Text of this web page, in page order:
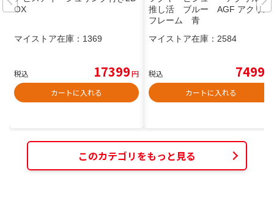
OX
マイストア在庫： 1369
税込 17399円
カートに入れる
推し活 ブルー AGF アクリル
フレーム 青
マイストア在庫： 2584
税込 7499
カートに入れる
このカテゴリをもっと見る